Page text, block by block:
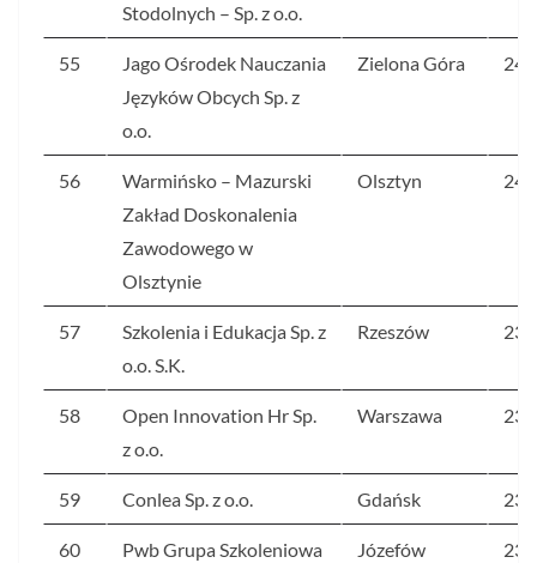
Stodolnych – Sp. z o.o.
55
Jago Ośrodek Nauczania
Języków Obcych Sp. z
o.o.
Zielona Góra 241
56
Warmińsko – Mazurski
Zakład Doskonalenia
Zawodowego w
Olsztynie
Olsztyn 241
57
Szkolenia i Edukacja Sp. z
o.o. S.K.
Rzeszów 238
58
Open Innovation Hr Sp.
z o.o.
Warszawa 236
59 Conlea Sp. z o.o. Gdańsk 233
60
Pwb Grupa Szkoleniowa
Józefów 231